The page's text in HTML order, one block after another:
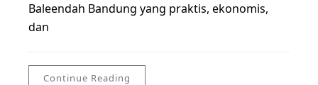
Baleendah Bandung yang praktis, ekonomis,
dan
Continue Reading